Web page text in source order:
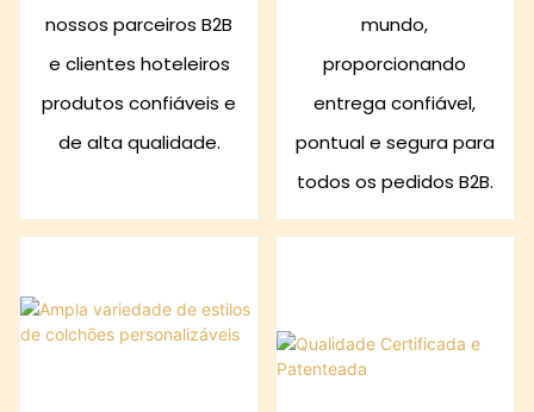
nossos parceiros B2B
e clientes hoteleiros
produtos confiáveis ​​e
de alta qualidade.
mundo,
proporcionando
entrega confiável,
pontual e segura para
todos os pedidos B2B.